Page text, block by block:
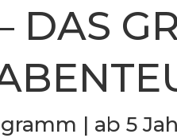
| ab 5